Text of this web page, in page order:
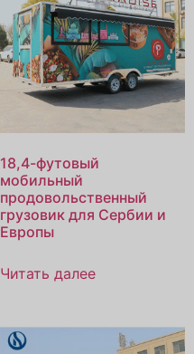
18,4-футовый
мобильный
продовольственный
грузовик для Сербии и
Европы
Читать далее